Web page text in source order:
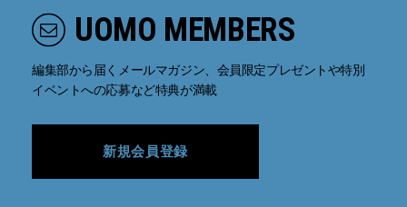
UOMO MEMBERS
編集部から届くメールマガジン、会員限定プレゼントや特別
イベントへの応募など特典が満載
新規会員登録